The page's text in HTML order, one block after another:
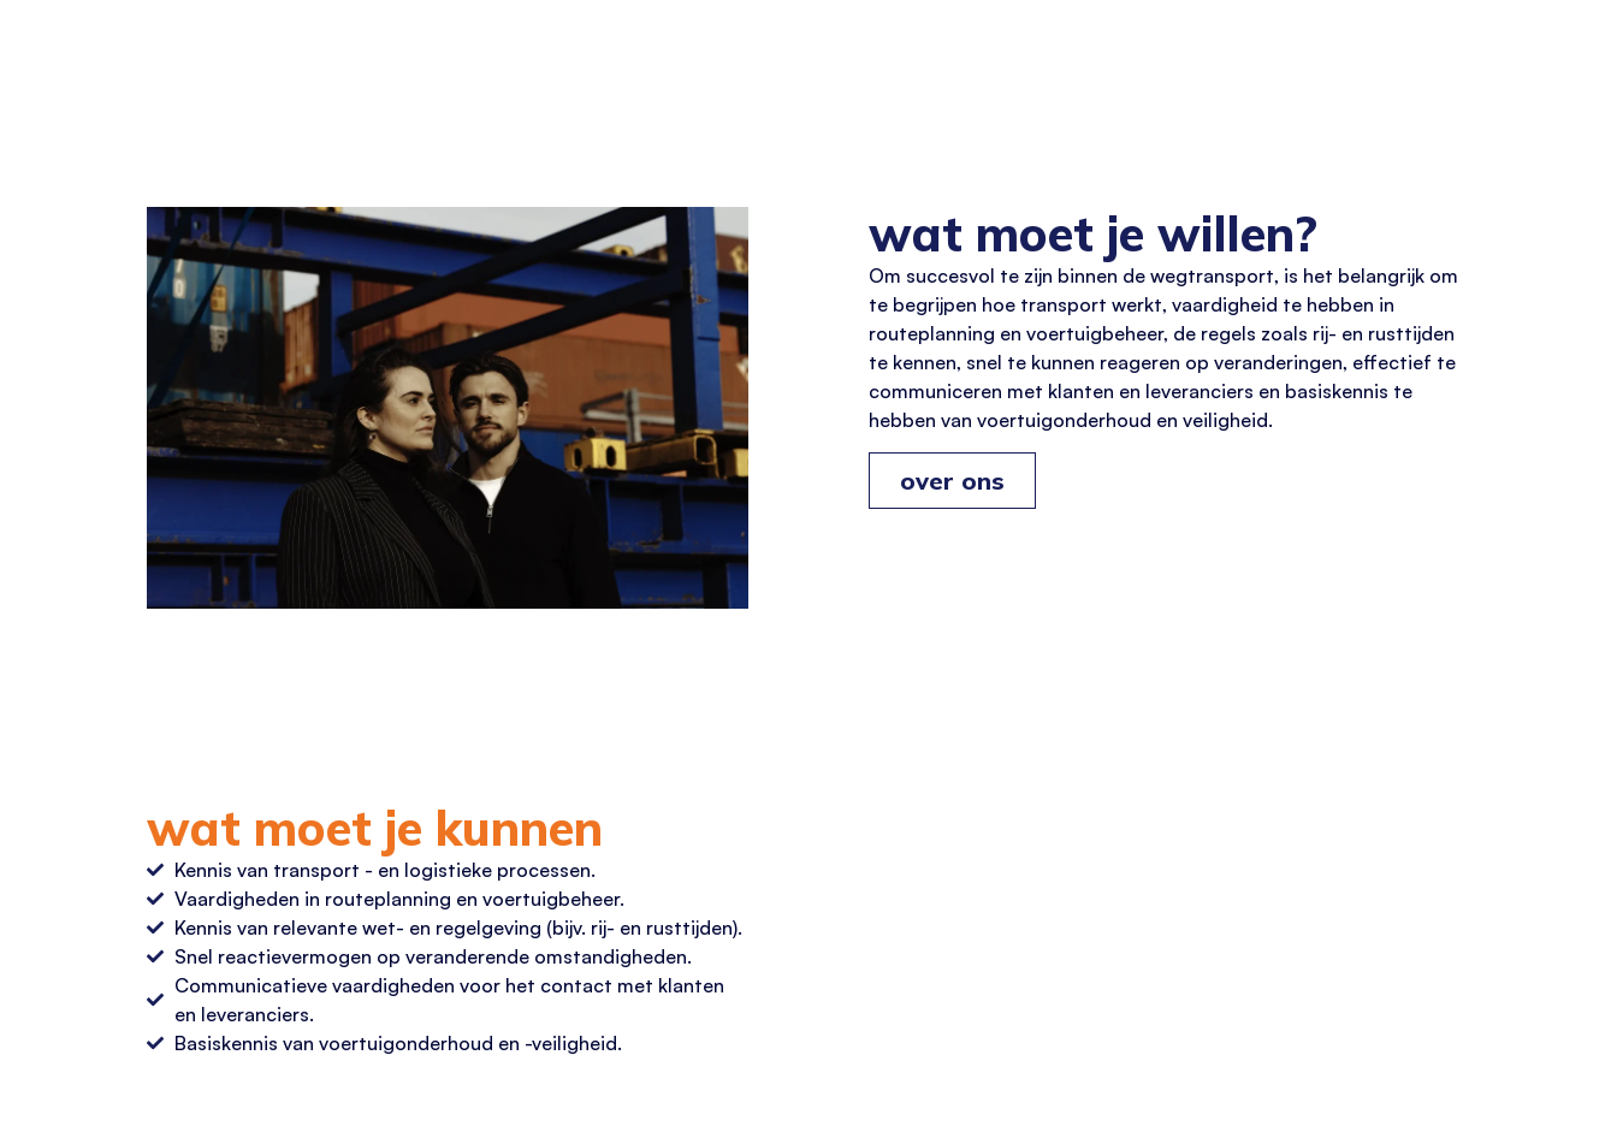
wat moet je willen?
Om succesvol te zijn binnen de wegtransport, is het belangrijk om
te begrijpen hoe transport werkt, vaardigheid te hebben in
routeplanning en voertuigbeheer, de regels zoals rij- en rusttijden
te kennen, snel te kunnen reageren op veranderingen, effectief te
communiceren met klanten en leveranciers en basiskennis te
hebben van voertuigonderhoud en veiligheid.
over ons
wat moet je kunnen
Kennis van transport - en logistieke processen.
Vaardigheden in routeplanning en voertuigbeheer.
Kennis van relevante wet- en regelgeving (bijv. rij- en rusttijden).
Snel reactievermogen op veranderende omstandigheden.
Communicatieve vaardigheden voor het contact met klanten
en leveranciers.
Basiskennis van voertuigonderhoud en -veiligheid.